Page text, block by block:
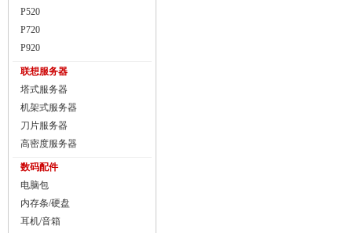
P520
P720
P920
联想服务器
塔式服务器
机架式服务器
刀片服务器
高密度服务器
数码配件
电脑包
内存条/硬盘
耳机/音箱